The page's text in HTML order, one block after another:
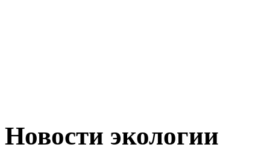
Новости экологии